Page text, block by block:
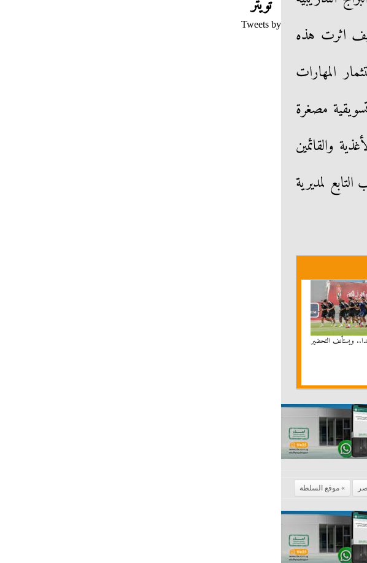
اثرت هذه
المهارات
مصغرة
والقائمين
لمديرية
24 ساعة غدا.. ويستأنف التحضير
موقع السلطة
تويتر
Tweets by